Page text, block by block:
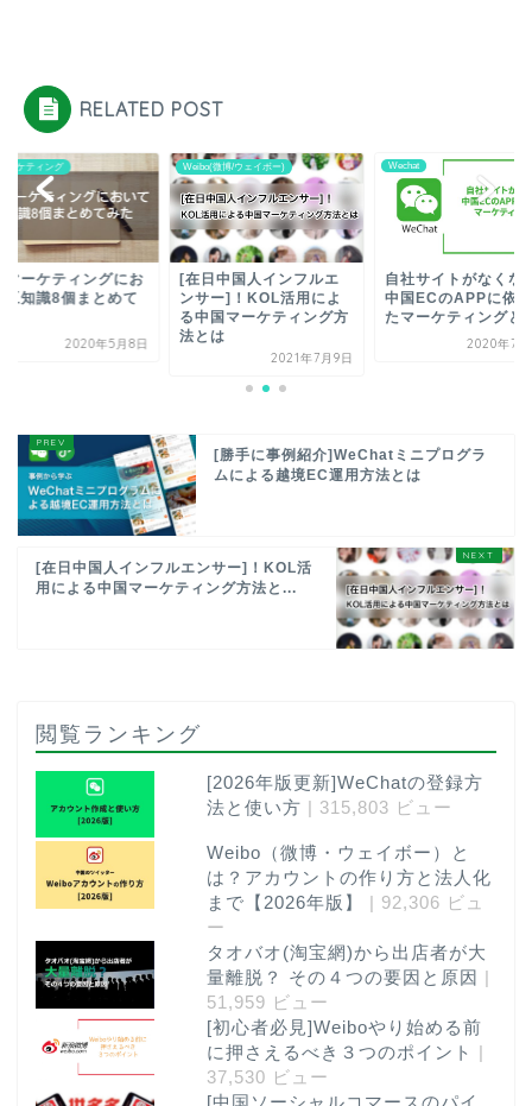
RELATED POST
微博/ウェイボー)
中国人インフルエ
ー]！KOL活用によ
Wechat
自社サイトがなくなる？
中国ECのAPPに依存し
たマーケティングとは
中国マーケティング
中国マーケティング
いて豆知識8個まと
みた。
2020年5
[勝手に事例紹介]WeChatミニプログラ
ムによる越境EC運用方法とは
[在日中国人インフルエンサー]！KOL活
用による中国マーケティング方法と...
閲覧ランキング
[2026年版更新]WeChatの登録方
法と使い方 | 315,803 ビュー
Weibo（微博・ウェイボー）と
は？アカウントの作り方と法人化
まで【2026年版】 | 92,306 ビュ
ー
タオバオ(淘宝網)から出店者が大
量離脱？ その４つの要因と原因 |
51,959 ビュー
[初心者必見]Weiboやり始める前
に押さえるべき３つのポイント |
37,530 ビュー